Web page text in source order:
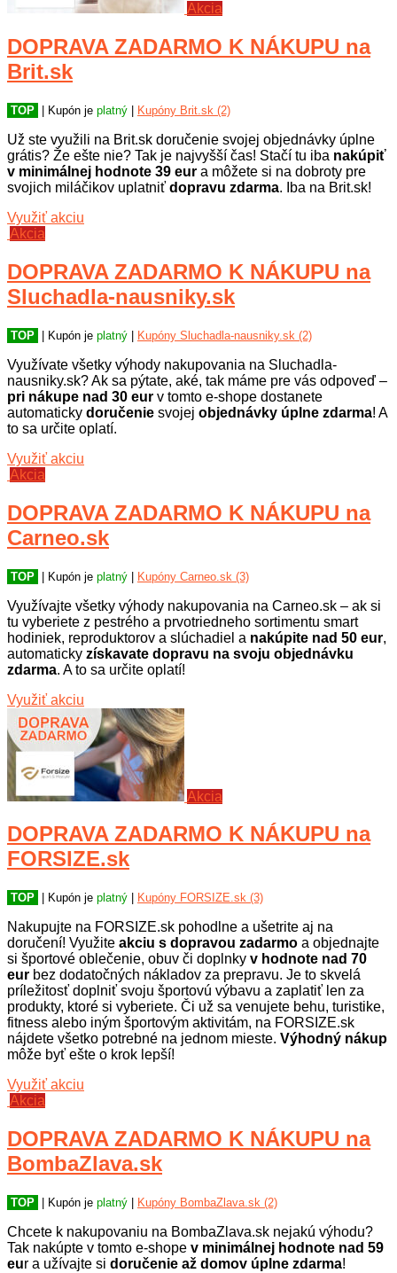
Akcia
DOPRAVA ZADARMO K NÁKUPU na
Brit.sk
TOP | Kupón je platný Kupóny Brit.sk (2)
Už ste využili na Brit.sk doručenie svojej objednávky úplne
grátis? Že ešte nie? Tak je najvyšší čas! Stačí tu iba nakúpiť
v minimálnej hodnote 39 eur a môžete si na dobroty pre
svojich miláčikov uplatniť dopravu zdarma. Iba na Brit.sk!
Využiť akciu
Akcia
DOPRAVA ZADARMO K NÁKUPU na
Sluchadla-nausniky.sk
TOP | Kupón je platný | Kupóny Sluchadla-nausniky.sk (2)
Využívate všetky výhody nakupovania na Sluchadla-
nausniky.sk? Ak sa pýtate, aké, tak máme pre vás odpoveď –
pri nákupe nad 30 eur v tomto e-shope dostanete
automaticky doručenie svojej objednávky úplne zdarma! A
to sa určite oplatí.
Využiť akciu
Akcia
DOPRAVA ZADARMO K NÁKUPU na
Carneo.sk
TOP | Kupón je platný | Kupóny Carneo.sk (3)
Využívajte všetky výhody nakupovania na Carneo.sk – ak si
tu vyberiete z pestrého a prvotriedneho sortimentu smart
hodiniek, reproduktorov a slúchadiel a nakúpite nad 50 eur,
automaticky získavate dopravu na svoju objednávku
zdarma. A to sa určite oplatí!
Využiť akciu
Akcia
DOPRAVA ZADARMO K NÁKUPU na
FORSIZE.sk
TOP | Kupón je platný Kupóny FORSIZE.sk (3)
Nakupujte na FORSIZE.sk pohodlne a ušetrite aj na
doručení! Využite akciu s dopravou zadarmo a objednajte
si športové oblečenie, obuv či doplnky v hodnote nad 70
eur bez dodatočných nákladov za prepravu. Je to skvelá
príležitosť doplniť svoju športovú výbavu a zaplatiť len za
produkty, ktoré si vyberiete. Či už sa venujete behu, turistike,
fitness alebo iným športovým aktivitám, na FORSIZE.sk
nájdete všetko potrebné na jednom mieste. Výhodný nákup
môže byť ešte o krok lepší!
Využiť akciu
Akcia
DOPRAVA ZADARMO K NÁKUPU na
BombaZlava.sk
TOP | Kupón je platný Kupóny BombaZlava.sk (2)
Chcete k nakupovaniu na BombaZlava.sk nejakú výhodu?
Tak nakúpte v tomto e-shope v minimálnej hodnote nad 59
eur a užívajte si doručenie až domov úplne zdarma!